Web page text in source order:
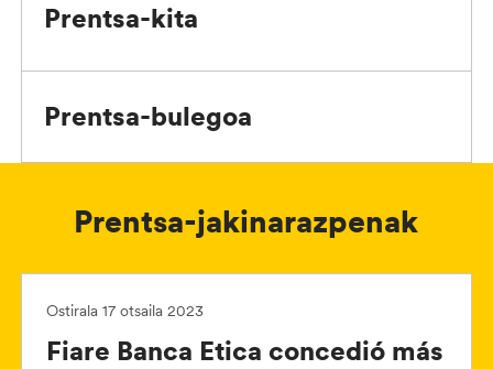
Prentsa-kita
Prentsa-bulegoa
Prentsa-jakinarazpenak
Ostirala 17 otsaila 2023
Fiare Banca Etica concedió más